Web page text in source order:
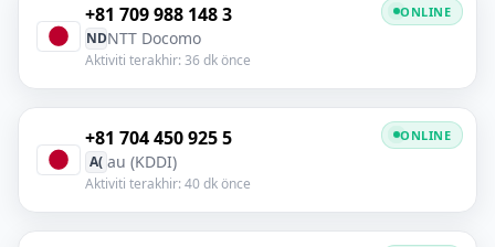
+81 709 988 148 3
NDNTT Docomo
Aktiviti terakhir: 36 dk önce
ONLINE
+81 704 450 925 5
A( au (KDDI)
Aktiviti terakhir: 40 dk önce
ONLINE